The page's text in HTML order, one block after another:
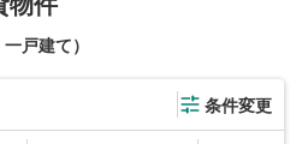
戸建て）
条件変更